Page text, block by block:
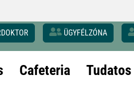
ÜGYFÉLZÓNA
Cafeteria